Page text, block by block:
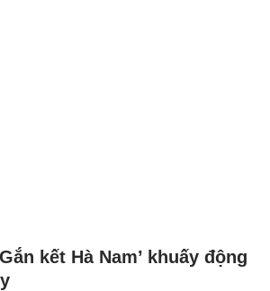
kết Hà Nam’ khuấy động